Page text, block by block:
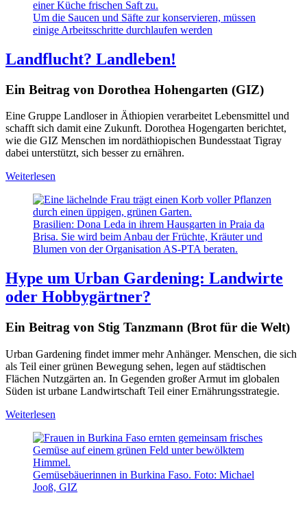
Um die Saucen und Säfte zur konservieren, müssen
einige Arbeitsschritte durchlaufen werden
Landflucht? Landleben!
Ein Beitrag von Dorothea Hohengarten (GIZ)
Eine Gruppe Landloser in Äthiopien verarbeitet Lebensmittel und
schafft sich damit eine Zukunft. Dorothea Hogengarten berichtet,
wie die GIZ Menschen im nordäthiopischen Bundesstaat Tigray
dabei unterstützt, sich besser zu ernähren.
Weiterlesen
Brasilien: Dona Leda in ihrem Hausgarten in Praia da
Brisa. Sie wird beim Anbau der Früchte, Kräuter und
Blumen von der Organisation AS-PTA beraten.
Hype um Urban Gardening: Landwirte
oder Hobbygärtner?
Ein Beitrag von Stig Tanzmann (Brot für die Welt)
Urban Gardening findet immer mehr Anhänger. Menschen, die sich
als Teil einer grünen Bewegung sehen, legen auf städtischen
Flächen Nutzgärten an. In Gegenden großer Armut im globalen
Süden ist urbane Landwirtschaft Teil einer Ernährungsstrategie.
Weiterlesen
Gemüsebäuerinnen in Burkina Faso. Foto: Michael
Jooß, GIZ